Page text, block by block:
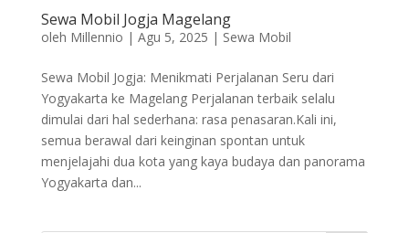
Sewa Mobil Jogja Magelang
oleh Millennio | Agu 5, 2025 | Sewa Mobil
Sewa Mobil Jogja: Menikmati Perjalanan Seru dari
Yogyakarta ke Magelang Perjalanan terbaik selalu
dimulai dari hal sederhana: rasa penasaran.Kali ini,
semua berawal dari keinginan spontan untuk
menjelajahi dua kota yang kaya budaya dan panorama
Yogyakarta dan...